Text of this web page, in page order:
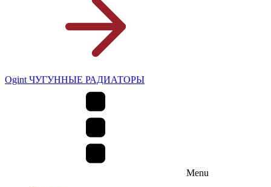
Ogint ЧУГУННЫЕ РАДИАТОРЫ
Menu